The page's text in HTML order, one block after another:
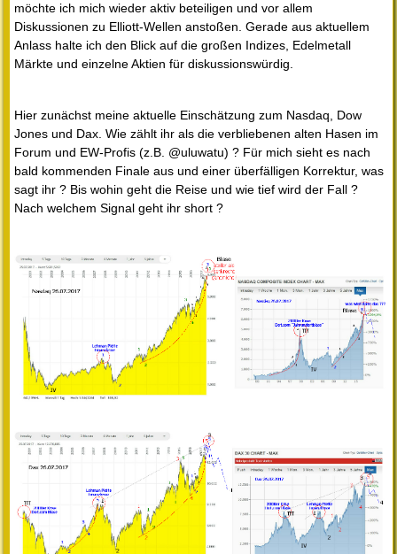
möchte ich mich wieder aktiv beteiligen und vor allem
Diskussionen zu Elliott-Wellen anstoßen. Gerade aus aktuellem
Anlass halte ich den Blick auf die großen Indizes, Edelmetall
Märkte und einzelne Aktien für diskussionswürdig.
Hier zunächst meine aktuelle Einschätzung zum Nasdaq, Dow
Jones und Dax. Wie zählt ihr als die verbliebenen alten Hasen im
Forum und EW-Profis (z.B. @uluwatu) ? Für mich sieht es nach
bald kommenden Finale aus und einer überfälligen Korrektur, was
sagt ihr ? Bis wohin geht die Reise und wie tief wird der Fall ?
Nach welchem Signal geht ihr short ?